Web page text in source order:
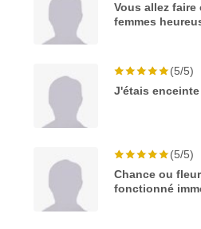
Vous allez
femmes
(5/5)
J'étais
(5/5)
Chance ou
fonctionné